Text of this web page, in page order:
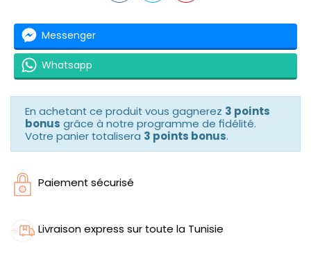
Messenger
Whatsapp
En achetant ce produit vous gagnerez 3 points
bonus grâce à notre programme de fidélité.
Votre panier totalisera 3 points bonus.
Paiement sécurisé
Livraison express sur toute la Tunisie